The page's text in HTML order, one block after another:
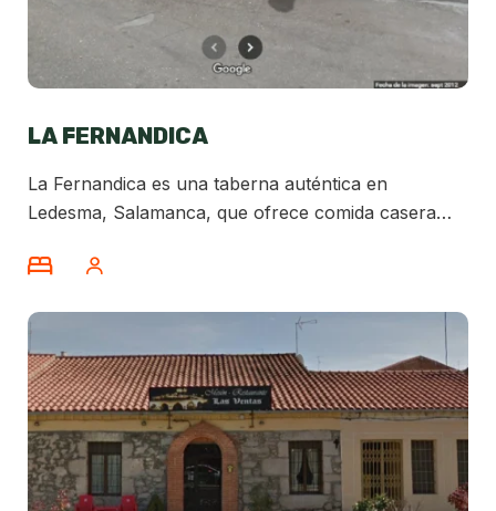
LA FERNANDICA
La Fernandica es una taberna auténtica en
Ledesma, Salamanca, que ofrece comida casera
regentado por tres generaciones, y es conocido por
toro, el chuletón y las sopas de ajo. La taberna
cuenta con un ambiente familiar y una cocina de
leña, lo que le da un toque rústico y hogareño.